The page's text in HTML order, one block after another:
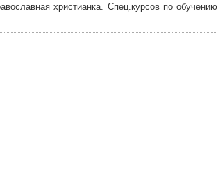
христианка. Спец.курсов по обучению